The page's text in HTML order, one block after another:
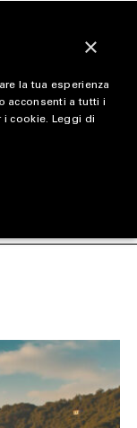
×
la tua esperienza
acconsenti a tutti i
i cookie. Leggi di